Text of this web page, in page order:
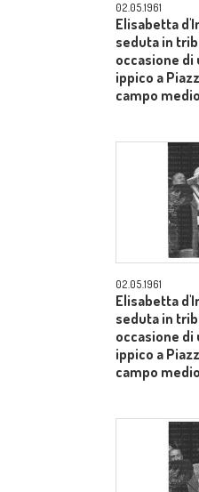
02.05.1961
Elisabetta
seduta in
occasione di
ippico a
campo medio
02.05.1961
Elisabetta
seduta in
occasione di
ippico a
campo medio